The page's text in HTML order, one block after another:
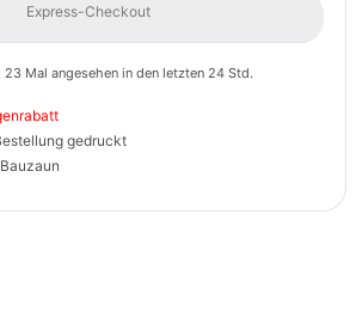
Express-Checkout
23 Mal angesehen in den letzten 24 Std.
gedruckt